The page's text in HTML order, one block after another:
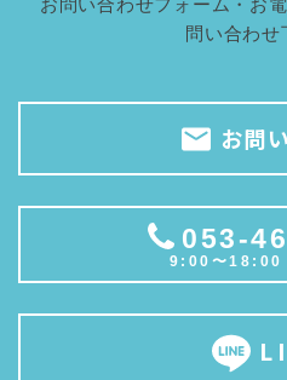
問い合わせ
お問
053-
9:00〜18:00